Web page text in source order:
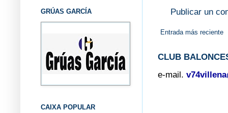
Publicar un
Entrada más reciente
CLUB
e-mail.
GRÚAS GARCÍA
CAIXA POPULAR